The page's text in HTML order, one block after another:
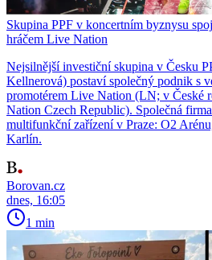
Skupina PPF v koncertním byznysu
hráčem Live Nation
Nejsilnější investiční skupina v Česku
Kellnerová) postaví společný podnik s
promotérem Live Nation (LN; v České
Nation Czech Republic). Společná
multifunkční zařízení v Praze: O2
Karlín.
Borovan.cz
dnes, 16:05
1 min